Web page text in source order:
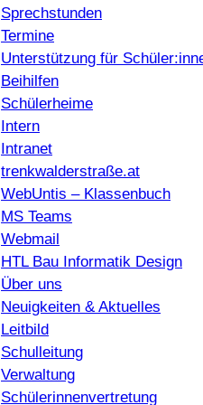
Sprechstunden
Termine
Unterstützung für
Beihilfen
Schülerheime
Intern
Intranet
trenkwalderstraße.at
WebUntis – Klassenbuch
MS Teams
Webmail
HTL Bau Informatik Design
Über uns
Neuigkeiten & Aktuelles
Leitbild
Schulleitung
Verwaltung
Schülerinnenvertretung